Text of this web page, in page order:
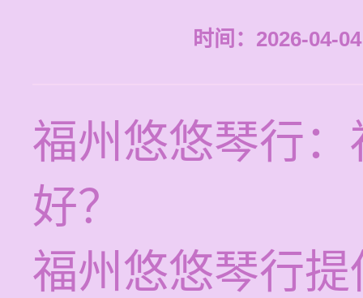
时间：2026-04-
福州悠悠琴行
好？
福州悠悠琴行